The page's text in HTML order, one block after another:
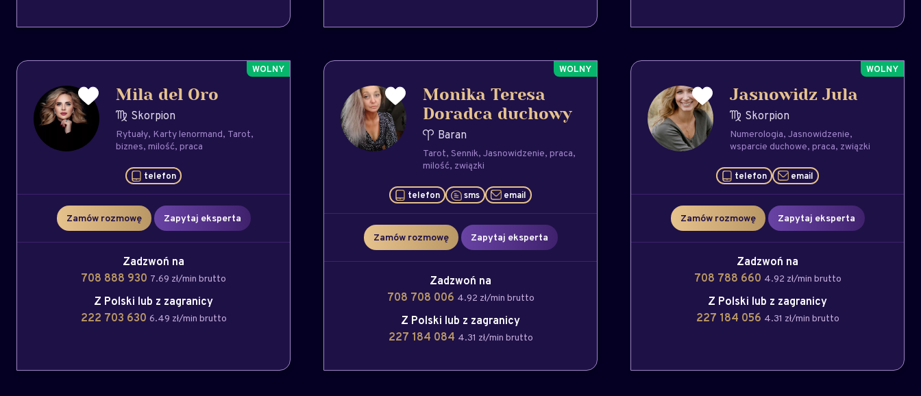
Mila del Oro
Skorpion
Rytuały Karty lenormand Tarot
biznes milość praca
telefon
Zamów rozmowę Zapytaj eksperta
Zadzwoń na
708 888 930 7.69 zł/min brutto
Z Polski lub z zagranicy
222 703 630 6.49 zł/min brutto
Monika Teresa
Doradca duchowy
Baran
Tarot Sennik Jasnowidzenie praca
milość związki
telefon sms email
Zamów rozmowę Zapytaj eksperta
Zadzwoń na
708 708 006 4.92 zł/min brutto
Z Polski lub z zagranicy
227 184 084 4.31 zł/min brutto
Jasnowidz Jula
Skorpion
Numerologia Jasnowidzenie
wsparcie duchowe praca związki
telefon email
Zamów rozmowę Zapytaj eksperta
Zadzwoń na
708 788 660 4.92 zł/min brutto
Z Polski lub z zagranicy
227 184 056 4.31 zł/min brutto